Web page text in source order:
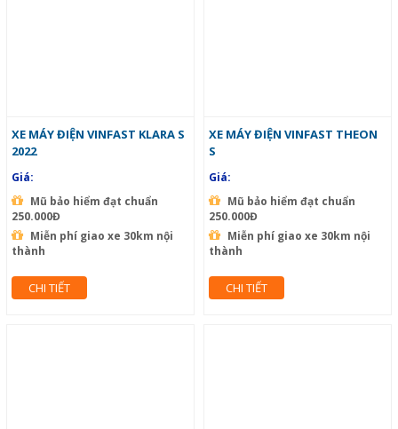
XE MÁY ĐIỆN VINFAST KLARA S
2022
Giá:
Mũ bảo hiểm đạt chuẩn
250.000Đ
Miễn phí giao xe 30km nội
thành
CHI TIẾT
XE MÁY ĐIỆN VINFAST THEON
S
Giá:
Mũ bảo hiểm đạt chuẩn
250.000Đ
Miễn phí giao xe 30km nội
thành
CHI TIẾT